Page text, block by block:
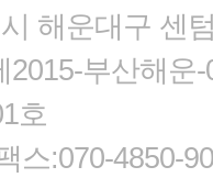
해운대구 센
2015-부산해
호
스:070-4850-